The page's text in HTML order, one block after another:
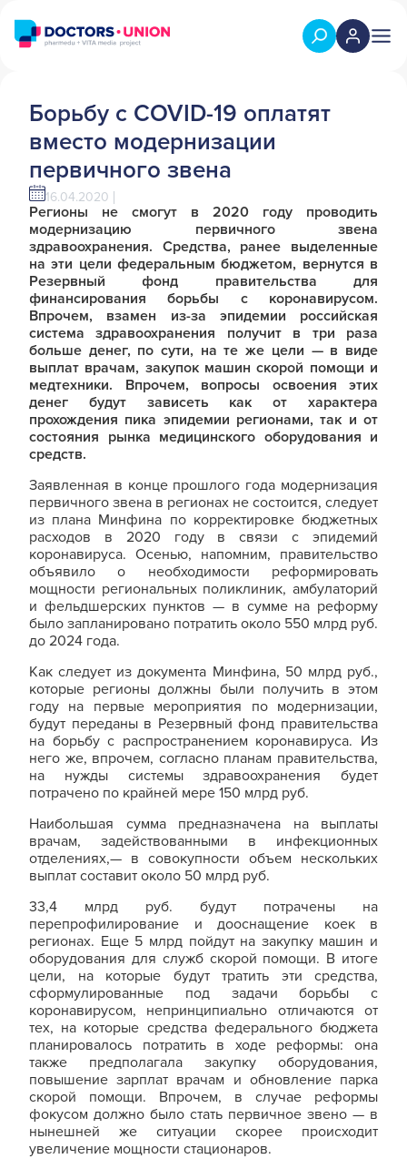
Борьбу с COVID-19 оплатят
вместо модернизации
первичного звена
16.04.2020
Регионы не смогут в 2020 году проводить
модернизацию первичного звена
здравоохранения. Средства, ранее выделенные
на эти цели федеральным бюджетом, вернутся в
Резервный фонд правительства для
финансирования борьбы с коронавирусом.
Впрочем, взамен из-за эпидемии российская
система здравоохранения получит в три раза
больше денег, по сути, на те же цели — в виде
выплат врачам, закупок машин скорой помощи и
медтехники. Впрочем, вопросы освоения этих
денег будут зависеть как от характера
прохождения пика эпидемии регионами, так и от
состояния рынка медицинского оборудования и
средств.
Заявленная в конце прошлого года модернизация
первичного звена в регионах не состоится, следует
из плана Минфина по корректировке бюджетных
расходов в 2020 году в связи с эпидемий
коронавируса. Осенью, напомним, правительство
объявило о необходимости реформировать
мощности региональных поликлиник, амбулаторий
и фельдшерских пунктов — в сумме на реформу
было запланировано потратить около 550 млрд руб.
до 2024 года.
Как следует из документа Минфина, 50 млрд руб.,
которые регионы должны были получить в этом
году на первые мероприятия по модернизации,
будут переданы в Резервный фонд правительства
на борьбу с распространением коронавируса. Из
него же, впрочем, согласно планам правительства,
на нужды системы здравоохранения будет
потрачено по крайней мере 150 млрд руб.
Наибольшая сумма предназначена на выплаты
врачам, задействованными в инфекционных
отделениях,— в совокупности объем нескольких
выплат составит около 50 млрд руб.
33,4 млрд руб. будут потрачены на
перепрофилирование и дооснащение коек в
регионах. Еще 5 млрд пойдут на закупку машин и
оборудования для служб скорой помощи. В итоге
цели, на которые будут тратить эти средства,
сформулированные под задачи борьбы с
коронавирусом, непринципиально отличаются от
тех, на которые средства федерального бюджета
планировалось потратить в ходе реформы: она
также предполагала закупку оборудования,
повышение зарплат врачам и обновление парка
скорой помощи. Впрочем, в случае реформы
фокусом должно было стать первичное звено — в
нынешней же ситуации скорее происходит
увеличение мощности стационаров.